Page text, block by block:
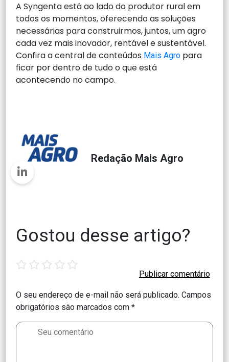
A Syngenta está ao lado do produtor rural em
todos os momentos, oferecendo as soluções
necessárias para construirmos, juntos, um agro
cada vez mais inovador, rentável e sustentável.
Confira a central de conteúdos Mais Agro para
ficar por dentro de tudo o que está
acontecendo no campo.
Redação Mais Agro
Gostou desse artigo?
O seu endereço de e-mail não será publicado. Campos
obrigatórios são marcados com*
star stars stars stars stars